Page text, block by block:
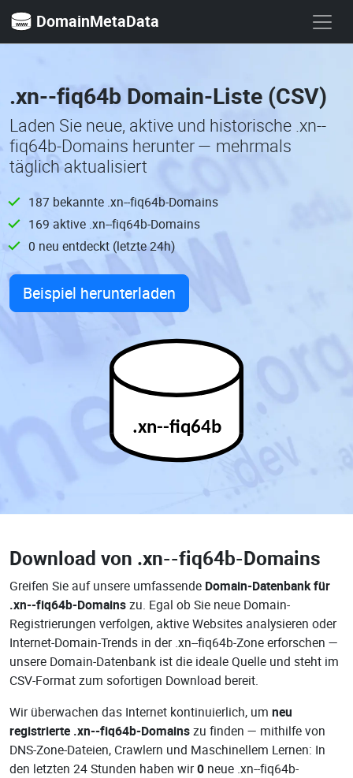
DomainMetaData
.xn--fiq64b Domain-Liste (CSV)
Laden Sie neue, aktive und historische .xn--
fiq64b-Domains herunter — mehrmals
täglich aktualisiert
187 bekannte .xn--fiq64b-Domains
169 aktive .xn--fiq64b-Domains
0 neu entdeckt (letzte 24h)
Beispiel herunterladen
.xn--fiq64b
Download von .xn--fiq64b-Domains
Greifen Sie auf unsere umfassende Domain-Datenbank für
.xn--fiq64b-Domainszu. Egal ob Sie neue Domain-
Registrierungen verfolgen, aktive Websites analysieren oder
Internet-Domain-Trends in der .xn--fiq64b-Zone erforschen —
unsere Domain-Datenbank ist die ideale Quelle und steht im
CSV-Format zum sofortigen Download bereit.
Wir überwachen das Internet kontinuierlich, um neu
registrierte .xn--fiq64b-Domainszu finden — mithilfe von
DNS-Zone-Dateien, Crawlern und Maschinellem Lernen: In
den letzten 24 Stunden haben wir0 neue .xn--fiq64b-